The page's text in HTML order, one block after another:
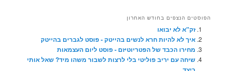
הפוסטים הנצפים בחודש האחרון
זק"א לא יבואו
איך לא להיות חרא לנשים בהייטק - פוסט לגברים בהייטק
מחירו הכבד של הפטריוטיזם - פוסט ליום העצמאות
שיחה עם יריב פוליטי בלי לרצות לשבור משהו מיד? שאל אותי